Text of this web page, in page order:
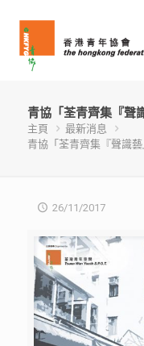
青協「荃青齊集『聲
主頁
最新消息
青協「荃青齊集『聲識
26/11/2017